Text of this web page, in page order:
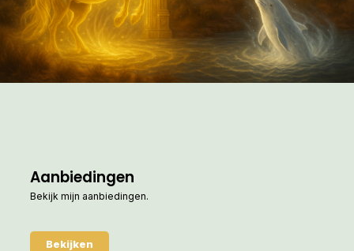
Aanbiedingen
Bekijk mijn aanbiedingen.
Bekijken